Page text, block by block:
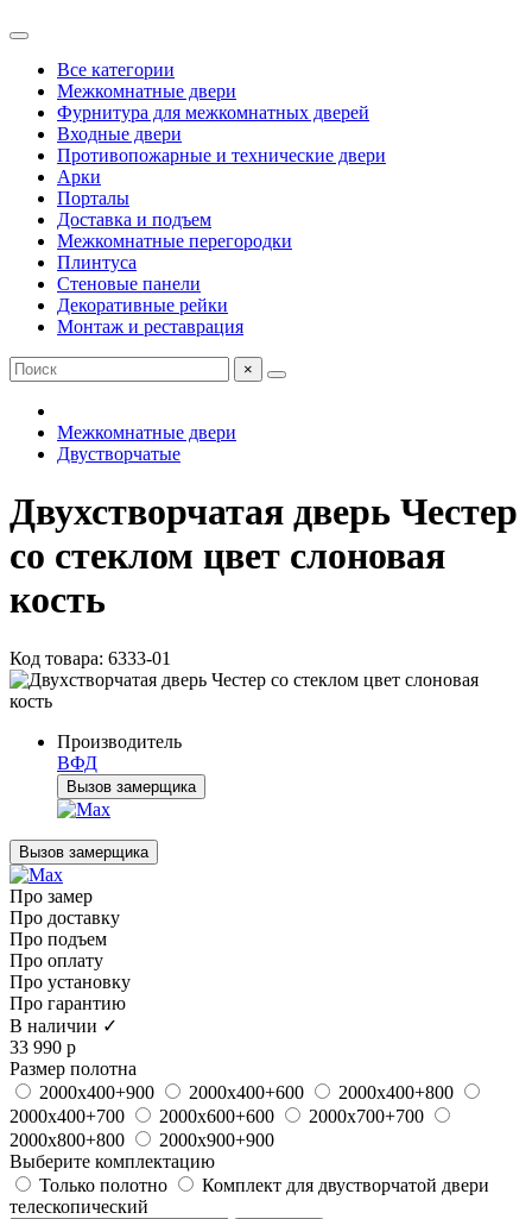
Все категории
Межкомнатные двери
Фурнитура для межкомнатных дверей
Входные двери
Противопожарные и технические двери
Арки
Порталы
Доставка и подъем
Межкомнатные перегородки
Плинтуса
Стеновые панели
Декоративные рейки
Монтаж и реставрация
×
Межкомнатные двери
Двустворчатые
Двухстворчатая дверь Честер
со стеклом цвет слоновая
кость
Код товара: 6333-01
Производитель
ВФД
Вызов замерщика
Вызов замерщика
Про замер
Про доставку
Про подъем
Про оплату
Про установку
Про гарантию
В наличии ✓
33 990 р
Размер полотна
2000х400+900
2000х400+600
2000х400+800
2000х400+700
2000х600+600
2000х700+700
2000х800+800
2000х900+900
Выберите комплектацию
Только полотно
Комплект для двустворчатой двери
телескопический